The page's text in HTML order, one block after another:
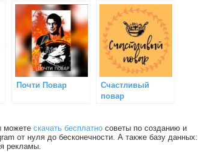
Почти Повар
Счастливый
повар
можете скачать бесплатно советы по созданию и
от нуля до бесконечности. А также базу данных:
рекламы.